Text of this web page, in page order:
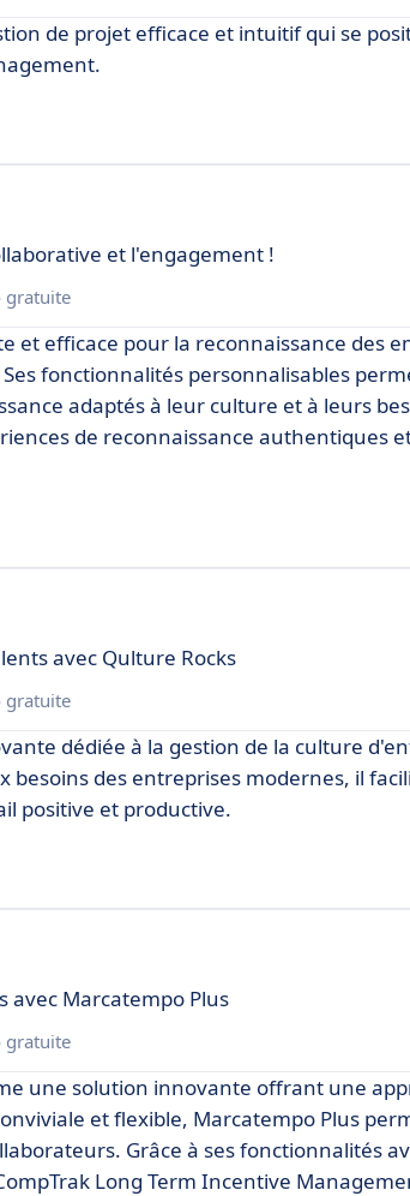
de projet efficace et intuitif qui se
et l'engagement !
gratuite
et efficace pour la reconnaissance des
fonctionnalités personnalisables
adaptés à leur culture et à leurs
de reconnaissance authentiques
avec Qulture Rocks
gratuite
dédiée à la gestion de la culture
besoins des entreprises modernes, il
positive et productive.
avec Marcatempo Plus
gratuite
une solution innovante offrant une
et flexible, Marcatempo Plus
Grâce à ses fonctionnalités
Long Term Incentive